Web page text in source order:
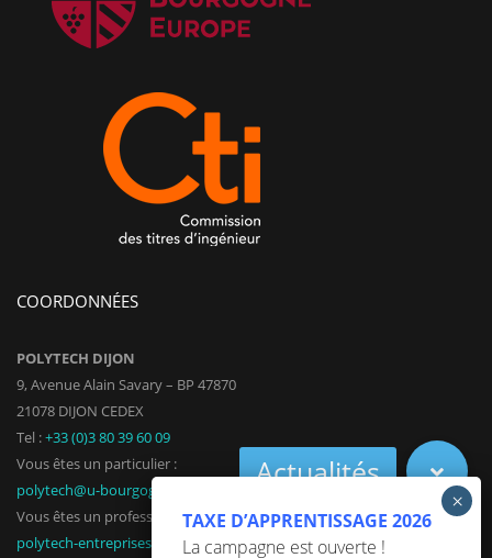
COORDONNÉES
POLYTECH DIJON
9, Avenue Alain Savary – BP 47870
21078 DIJON CEDEX
Tel :+33 (0)3 80 39 60 09
Vous êtes un particulier :
polytech@u-bourgogne.fr
Vous êtes un professionnel :
polytech-entreprises@u-bourgogne.fr
TAXE D’APPRENTISSAGE 2026
La campagne est ouverte !